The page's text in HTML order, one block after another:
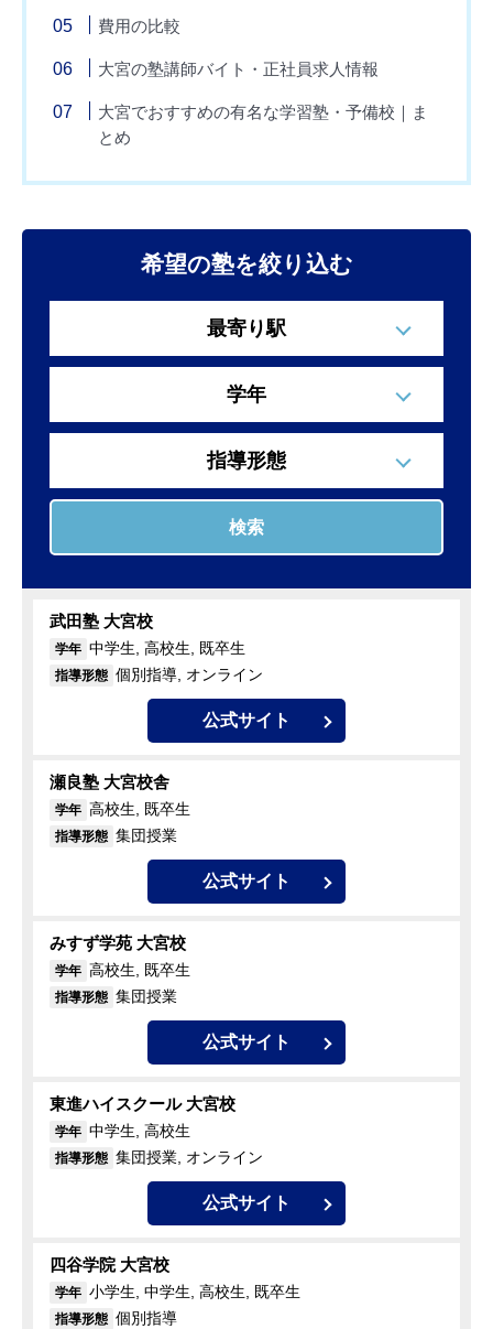
費用の比較
大宮の塾講師バイト・正社員求人情報
大宮でおすすめの有名な学習塾・予備校｜ま
とめ
希望の塾を絞り込む
最寄り駅
学年
指導形態
検索
武田塾 大宮校
学年 中学生, 高校生, 既卒生
指導形態 個別指導, オンライン
公式サイト
瀬良塾 大宮校舎
学年 高校生, 既卒生
指導形態 集団授業
公式サイト
みすず学苑 大宮校
学年 高校生, 既卒生
指導形態 集団授業
公式サイト
東進ハイスクール 大宮校
学年 中学生, 高校生
指導形態 集団授業, オンライン
公式サイト
四谷学院 大宮校
学年 小学生, 中学生, 高校生, 既卒生
指導形態 個別指導